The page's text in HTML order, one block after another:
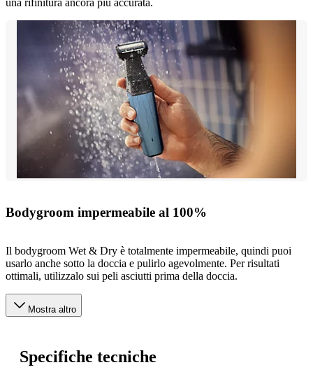
Bodygroom impermeabile al 100%
Il bodygroom Wet & Dry è totalmente impermeabile, quindi puoi
usarlo anche sotto la doccia e pulirlo agevolmente. Per risultati
ottimali, utilizzalo sui peli asciutti prima della doccia.
Mostra altro
Specifiche tecniche